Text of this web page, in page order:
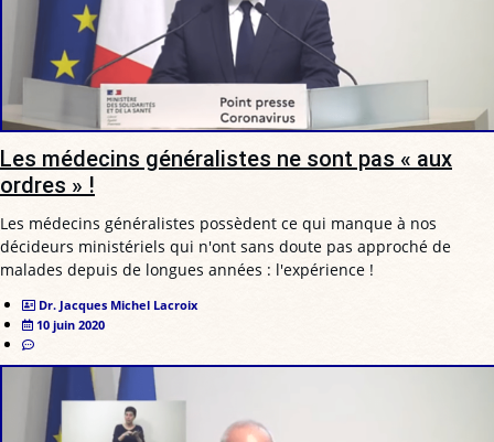
Les médecins généralistes ne sont pas « aux
ordres » !
Les médecins généralistes possèdent ce qui manque à nos
décideurs ministériels qui n'ont sans doute pas approché de
malades depuis de longues années : l'expérience !
Dr. Jacques Michel Lacroix
10 juin 2020